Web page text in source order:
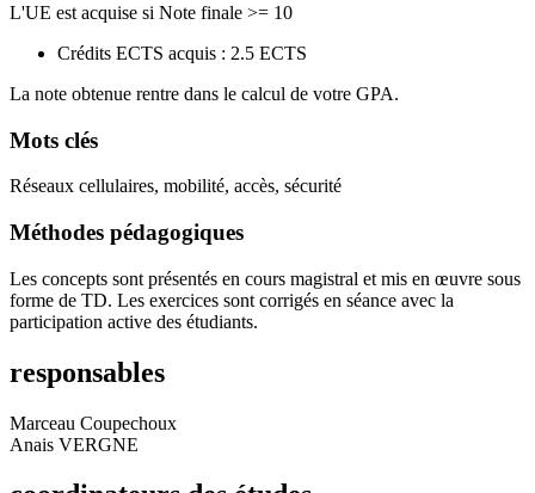
L'UE est acquise si Note finale >= 10
Crédits ECTS acquis : 2.5 ECTS
La note obtenue rentre dans le calcul de votre GPA.
Mots clés
Réseaux cellulaires, mobilité, accès, sécurité
Méthodes pédagogiques
Les concepts sont présentés en cours magistral et mis en œuvre sous
forme de TD. Les exercices sont corrigés en séance avec la
participation active des étudiants.
responsables
Marceau Coupechoux
Anais VERGNE